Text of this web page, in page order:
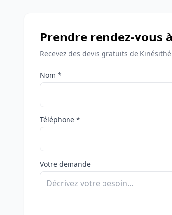
Prendre rendez-vous
Recevez des devis gratuits de
Nom *
Téléphone *
Votre demande